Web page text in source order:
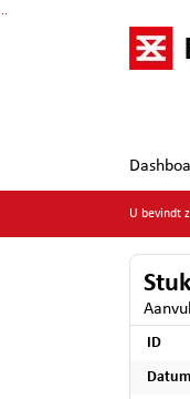
Ga naar de inhoud van
Ga naar het zoeken
Ga naar het menu
U bevindt
ID
Datum